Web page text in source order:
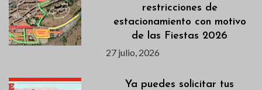
restricciones de
estacionamiento con motivo
de las Fiestas 2026
27 julio, 2026
Ya puedes solicitar tus